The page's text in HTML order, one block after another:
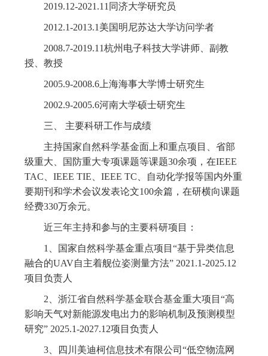
2019.12-2021.11同济大学研究员
2012.1-2013.1美国明尼苏达大学访问学者
2008.7-2019.11杭州电子科技大学讲师、副教
授、教授
2005.9-2008.6上海海事大学博士研究生
2002.9-2005.6河南大学硕士研究生
三、 主要科研工作与成绩
主持国家自然科学基金面上和重点项目、省部
级重大、国防重大专项课题等课题30余项，在IEEE
TAC、IEEE TIE、IEEE TC、自动化学报等国内外重
要期刊和学术会议发表论文100余篇，在研横向课题
经费330万余元。
近三年主持和参与的主要科研项目：
1、国家自然科学基金重点项目“基于异类信息
融合的UAV自主着舰位姿测量方法” 2021.1-2025.12
项目负责人
2、浙江省自然科学基金联合基金重大项目“高
影响天气对新能源发电出力的影响机制及预测模型
研究” 2025.1-2027.12项目负责人
3、四川美迪柯信息技术有限公司“低空物流网